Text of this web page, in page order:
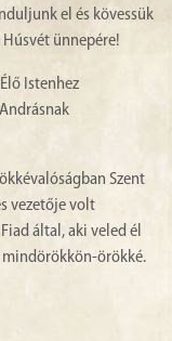
el és kövessük
ünnepére!
Istenhez
Szent
vezetője volt
által, aki veled él
mindörökkön-örökké.